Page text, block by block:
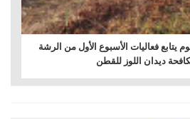
يتابع فعاليات الأسبوع الأول من الرشة
ديدان اللوز للقطن